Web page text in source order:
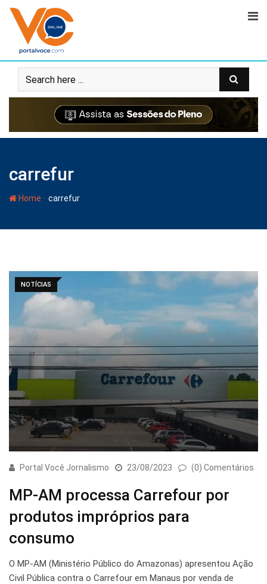
carrefur
Home - carrefur
NOTÍCIAS
Portal Você Jornalismo 23/08/2023 (0) Comentários
MP-AM processa Carrefour por
produtos impróprios para
consumo
O MP-AM (Ministério Público do Amazonas) apresentou Ação
Civil Pública contra o Carrefour em Manaus por venda de